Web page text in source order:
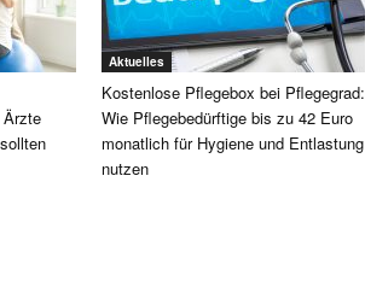
Ärzte
Aktuelles
Kostenlose Pflegebox bei Pflegegrad:
Wie Pflegebedürftige bis zu 42 Euro
monatlich für Hygiene und Entlastung
nutzen